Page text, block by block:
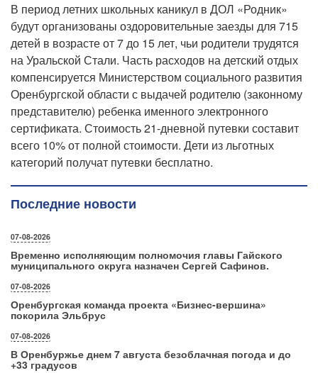
В период летних школьных каникул в ДОЛ «Родник»
будут организованы оздоровительные заезды для 715
детей в возрасте от 7 до 15 лет, чьи родители трудятся
на Уральской Стали. Часть расходов на детский отдых
компенсируется Министерством социального развития
Оренбургской области с выдачей родителю (законному
представителю) ребенка именного электронного
сертификата. Стоимость 21-дневной путевки составит
всего 10% от полной стоимости. Дети из льготных
категорий получат путевки бесплатно.
Последние новости
07-08-2026
Временно исполняющим полномочия главы Гайского
муниципального округа назначен Сергей Сафинов.
07-08-2026
Оренбургская команда проекта «Бизнес‑вершина»
покорила Эльбрус
07-08-2026
В Оренбуржье днем 7 августа безоблачная погода и до
+33 градусов